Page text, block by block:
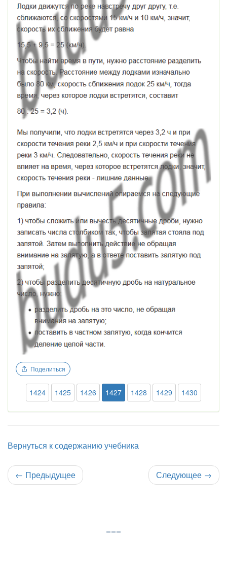
Поделиться
1424 1425 1426 1427 1428 1429 1430
Вернуться к содержанию учебника
← Предыдущее Следующее →